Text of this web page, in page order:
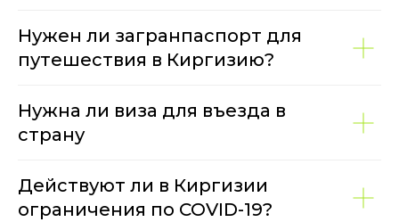
Нужен ли загранпаспорт для
путешествия в Киргизию?
Нужна ли виза для въезда в
страну
Действуют ли в Киргизии
ограничения по COVID-19?